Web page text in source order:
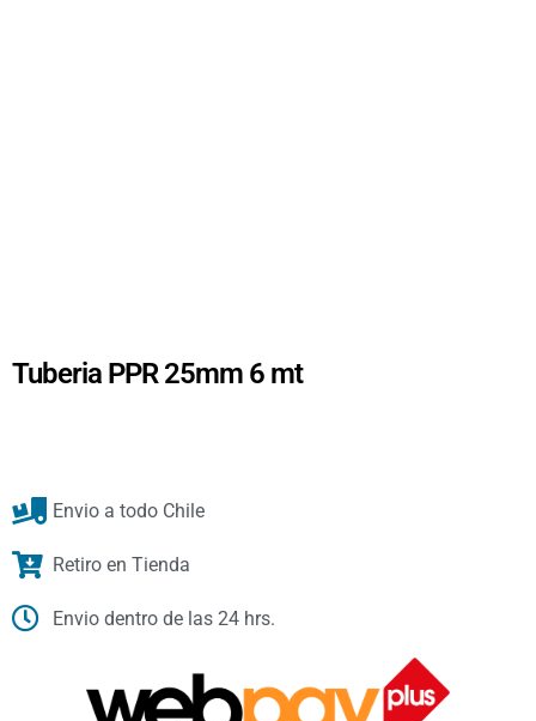
Tuberia PPR 25mm 6 mt
Envio a todo Chile
Retiro en Tienda
Envio dentro de las 24 hrs.